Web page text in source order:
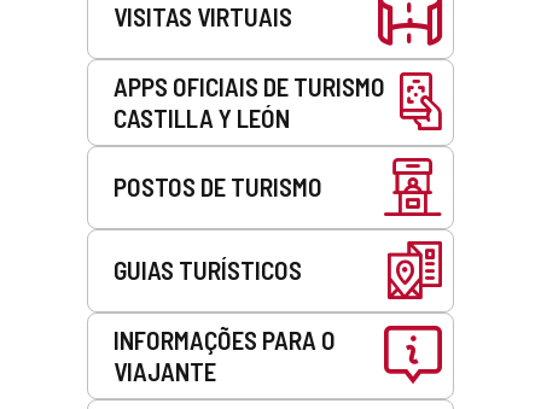
VISITAS VIRTUAIS
APPS OFICIAIS DE TURISMO
CASTILLA Y LEÓN
POSTOS DE TURISMO
GUIAS TURÍSTICOS
INFORMAÇÕES PARA O
VIAJANTE